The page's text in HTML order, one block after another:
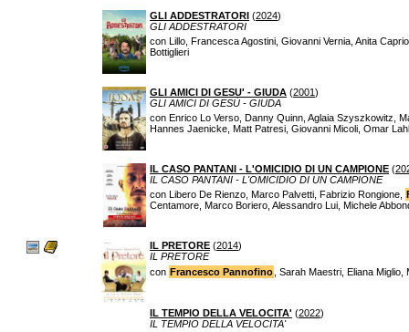
GLI ADDESTRATORI (2024)
GLI ADDESTRATORI
con Lillo, Francesca Agostini, Giovanni Vernia, Anita
Bottiglieri
GLI AMICI DI GESU' - GIUDA (2001)
GLI AMICI DI GESÙ - GIUDA
con Enrico Lo Verso, Danny Quinn, Aglaia Szyszkowitz,
Hannes Jaenicke, Matt Patresi, Giovanni Micoli, Omar
IL CASO PANTANI - L'OMICIDIO DI UN CAMPIONE (
IL CASO PANTANI - L'OMICIDIO DI UN CAMPIONE
con Libero De Rienzo, Marco Palvetti, Fabrizio Rongione,
Centamore, Marco Boriero, Alessandro Lui, Michele
IL PRETORE (2014)
IL PRETORE
con Francesco Pannofino , Sarah Maestri, Eliana
IL TEMPIO DELLA VELOCITA' (2022)
IL TEMPIO DELLA VELOCITA'